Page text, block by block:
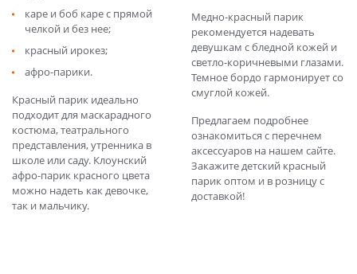
каре и боб каре с прямой
челкой и без нее;
красный ирокез;
афро-парики.
Красный парик идеально
подходит для маскарадного
костюма, театрального
представления, утренника в
школе или саду. Клоунский
афро-парик красного цвета
можно надеть как девочке,
так и мальчику.
Медно-красный парик
рекомендуется надевать
девушкам с бледной кожей и
светло-коричневыми глазами.
Темное бордо гармонирует со
смуглой кожей.
Предлагаем подробнее
ознакомиться с перечнем
аксессуаров на нашем сайте.
Закажите детский красный
парик оптом и в розницу с
доставкой!